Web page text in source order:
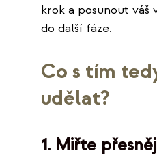
krok a posunout váš
do další fáze.
Co s tím
udělat?
1. Miřte